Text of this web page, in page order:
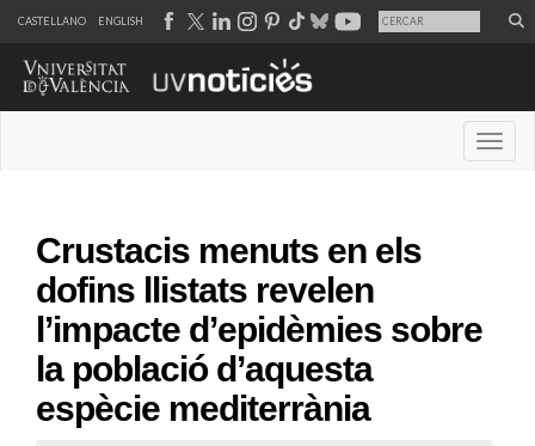
CASTELLANO ENGLISH
Crustacis menuts en els
dofins llistats revelen
l’impacte d’epidèmies sobre
la població d’aquesta
espècie mediterrània